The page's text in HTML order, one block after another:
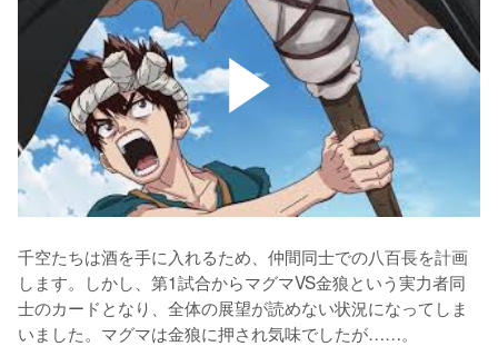
千空たちは酒を手に入れるため、仲間同士での八百長を計画
します。しかし、第1試合からマグマVS金狼という実力者同
士のカードとなり、全体の展望が読めない状況になってしま
いました。マグマは金狼に押され気味でしたが……。